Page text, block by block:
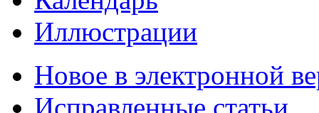
Иллюстрации
Новое в электронной